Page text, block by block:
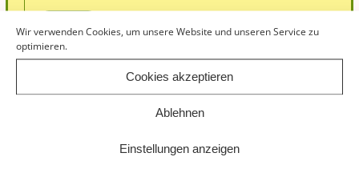
Wir verwenden Cookies, um unsere Website und unseren Service zu
optimieren.
Cookies akzeptieren
Ablehnen
Einstellungen anzeigen
30
Lebenshof Lunetal